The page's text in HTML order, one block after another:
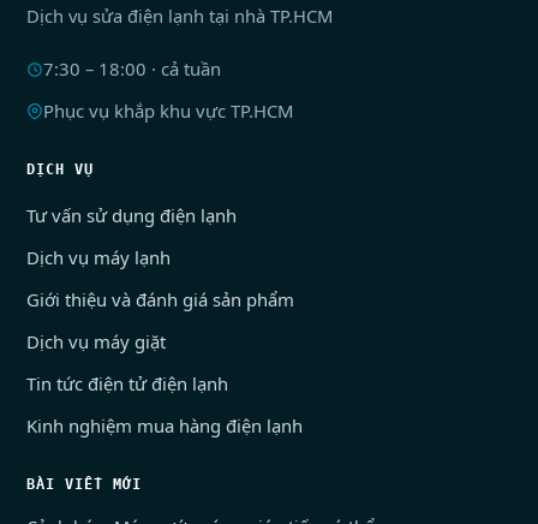
Dịch vụ sửa điện lạnh tại nhà TP.HCM
7:30 – 18:00 · cả tuần
Phục vụ khắp khu vực TP.HCM
DỊCH VỤ
Tư vấn sử dụng điện lạnh
Dịch vụ máy lạnh
Giới thiệu và đánh giá sản phẩm
Dịch vụ máy giặt
Tin tức điện tử điện lạnh
Kinh nghiệm mua hàng điện lạnh
BÀI VIẾT MỚI